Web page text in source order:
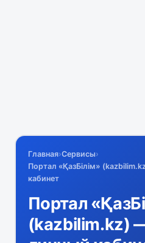
Главная›Сервисы›
Портал «ҚазБілім»
кабинет
Портал
(kazbilim.kz)